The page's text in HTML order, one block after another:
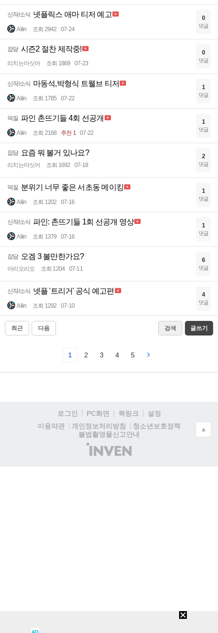
신작/소식 넷플릭스 애마 티저 예고
Aliin 조회 2942 07-24
0
댓글
잡담 시즌2 절찬 제작중!
리치는마싯어 조회 1869 07-23
0
댓글
신작/소식 마동석,박형식 트웰브 티저
Aliin 조회 1785 07-22
1
댓글
덕질 파인 촌뜨기들 4회 선공개
Aliin 조회 2168 추천 1 07-22
1
댓글
잡담 요즘 뭐 볼거 있나요?
리치는마싯어 조회 1692 07-18
2
댓글
덕질 분위기 너무 좋은 서초동 메이킹
Aliin 조회 1202 07-16
1
댓글
신작/소식 파인: 촌뜨기들 1회 선공개 영상
Aliin 조회 1379 07-16
1
댓글
잡담 오겜 3 볼만한가요?
아리오리오 조회 1204 07-11
6
댓글
신작/소식 넷플 '트리거' 공식 예고편
Aliin 조회 1292 07-10
4
댓글
최근 다음 검색 글쓰기
1 2 3 4 5
로그인 PC화면 퀵링크
설정
이용약관
개인정보처리방침
청소년보호정책
불법촬영물신고안내
(주)
인
▲
AD